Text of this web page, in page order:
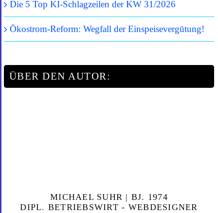
Die 5 Top KI-Schlagzeilen der KW 31/2026
Ökostrom-Reform: Wegfall der Einspeisevergütung!
ÜBER DEN AUTOR:
MICHAEL SUHR | BJ. 1974
DIPL. BETRIEBSWIRT - WEBDESIGNER